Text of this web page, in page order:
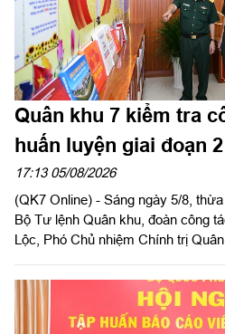
Quân khu 7 kiểm tra
huấn luyện giai đoạn
Thành phố Hồ Chí Minh
17:13 05/08/2026
(QK7 Online) - Sáng ngày 5/8,
Bộ Tư lệnh Quân khu, đoàn công
Lộc, Phó Chủ nhiệm Chính trị
năm 2026 tại Trung đoàn Minh
(CHQS) phường Tam Long (Bộ